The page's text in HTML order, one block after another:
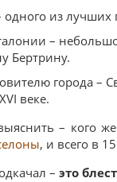
одного из лучших
–
Бертрину.
города –
веке.
– кого
, и всего в
– это